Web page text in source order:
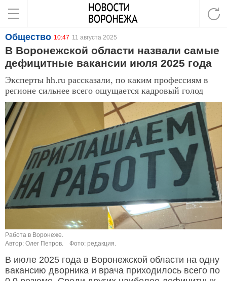
Общество 10:47 11 августа 2025
В Воронежской области назвали самые
дефицитные вакансии июля 2025 года
Эксперты hh.ru рассказали, по каким профессиям в
регионе сильнее всего ощущается кадровый голод
Работа в Воронеже.
Автор: Олег Петров.
Фото: редакция.
В июле 2025 года в Воронежской области на одну
вакансию дворника и врача приходилось всего по